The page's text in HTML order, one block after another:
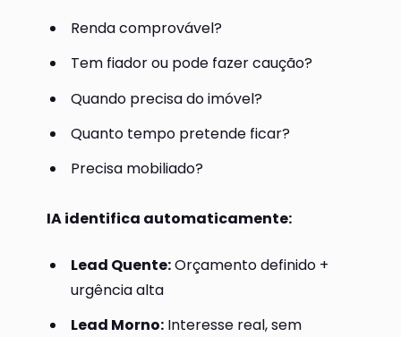
Renda comprovável?
Tem fiador ou pode fazer caução?
Quando precisa do imóvel?
Quanto tempo pretende ficar?
Precisa mobiliado?
IA identifica automaticamente:
Lead Quente:Orçamento definido +
urgência alta
Lead Morno: Interesse real, sem